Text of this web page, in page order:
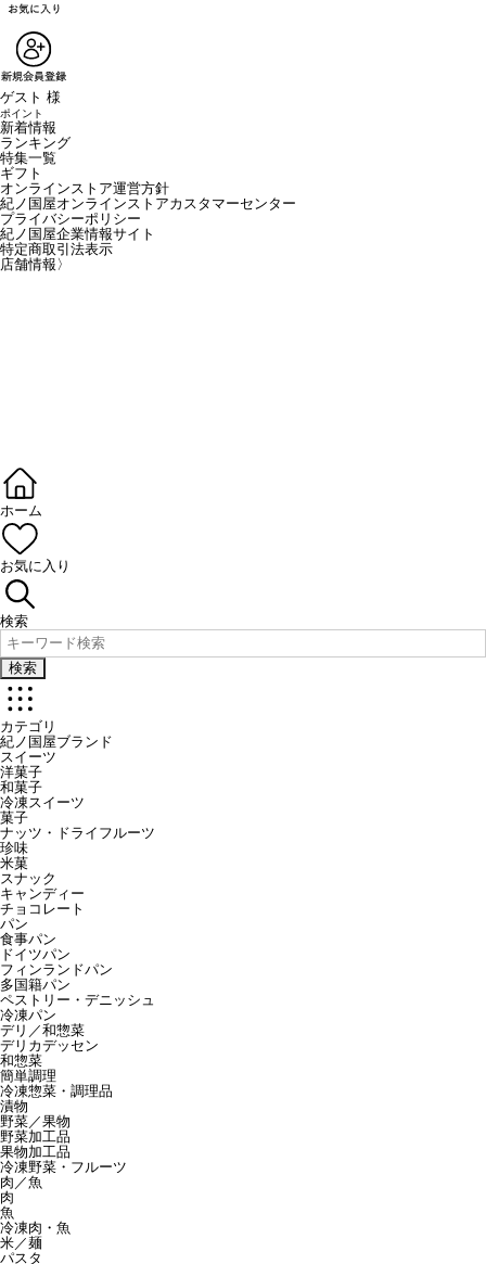
ゲスト 様
ポイント
新着情報
ランキング
特集一覧
ギフト
オンラインストア運営方針
紀ノ国屋オンラインストアカスタマーセンター
プライバシーポリシー
紀ノ国屋企業情報サイト
特定商取引法表示
店舗情報 〉
ホーム
お気に入り
検索
検索
カテゴリ
紀ノ国屋ブランド
スイーツ
洋菓子
和菓子
冷凍スイーツ
菓子
ナッツ・ドライフルーツ
珍味
米菓
スナック
キャンディー
チョコレート
パン
食事パン
ドイツパン
フィンランドパン
多国籍パン
ペストリー・デニッシュ
冷凍パン
デリ／和惣菜
デリカデッセン
和惣菜
簡単調理
冷凍惣菜・調理品
漬物
野菜／果物
野菜加工品
果物加工品
冷凍野菜・フルーツ
肉／魚
肉
魚
冷凍肉・魚
米／麺
パスタ